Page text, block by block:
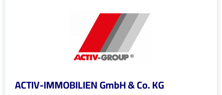
ACTIV-IMMOBILIEN GmbH & Co. KG